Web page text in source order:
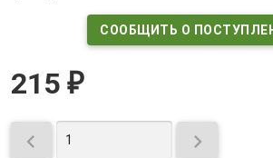
СООБЩИТЬ О
215 ₽
 